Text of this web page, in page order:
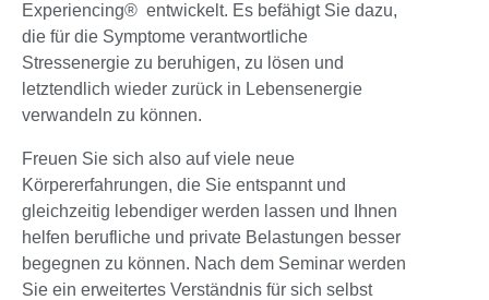
Experiencing® entwickelt. Es befähigt Sie dazu,
die für die Symptome verantwortliche
Stressenergie zu beruhigen, zu lösen und
letztendlich wieder zurück in Lebensenergie
verwandeln zu können.
Freuen Sie sich also auf viele neue
Körpererfahrungen, die Sie entspannt und
gleichzeitig lebendiger werden lassen und Ihnen
helfen berufliche und private Belastungen besser
begegnen zu können. Nach dem Seminar werden
Sie ein erweitertes Verständnis für sich selbst